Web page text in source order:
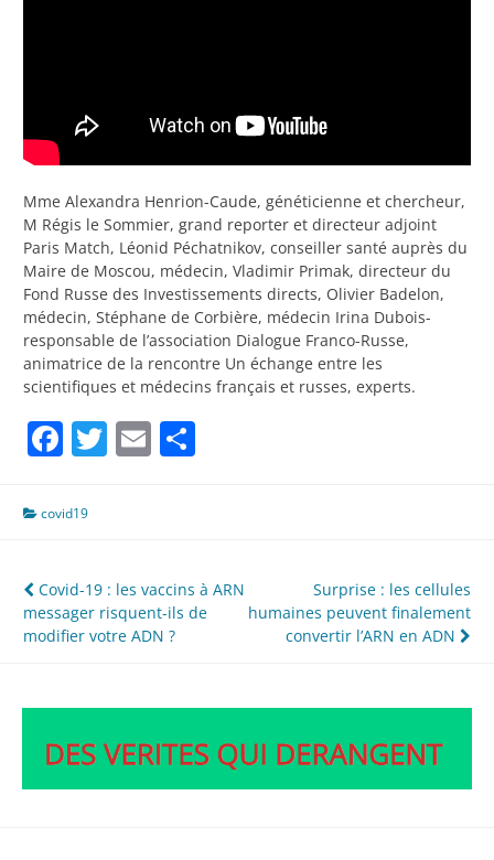
Mme Alexandra Henrion-Caude, généticienne et chercheur,
M Régis le Sommier, grand reporter et directeur adjoint
Paris Match, Léonid Péchatnikov, conseiller santé auprès du
Maire de Moscou, médecin, Vladimir Primak, directeur du
Fond Russe des Investissements directs, Olivier Badelon,
médecin, Stéphane de Corbière, médecin Irina Dubois-
responsable de l’association Dialogue Franco-Russe,
animatrice de la rencontre Un échange entre les
scientifiques et médecins français et russes, experts.
Facebook
Twitter
Email
covid19
Navigation
de
Covid-19 : les vaccins à ARN
messager risquent-ils de
modifier votre ADN ?
Surprise : les cellules
humaines peuvent finalement
convertir l’ARN en ADN